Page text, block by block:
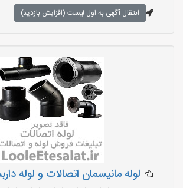
انتقال آگهی به اول لیست (افزایش بازدید)
لوله مانیسمان اتصالات و لوله